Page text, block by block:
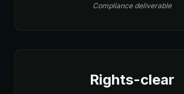
Compliance deliverable
Rights-clear